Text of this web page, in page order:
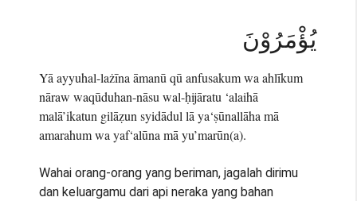
يُؤْمَرُوْنَ
Yā ayyuhal-lażīna āmanū qū anfusakum wa ahlīkum
nāraw waqūduhan-nāsu wal-ḥijāratu ‘alaihā
malā’ikatun gilāẓun syidādul lā ya‘ṣūnallāha mā
amarahum wa yaf‘alūna mā yu’marūn(a).
Wahai orang-orang yang beriman, jagalah dirimu
dan keluargamu dari api neraka yang bahan